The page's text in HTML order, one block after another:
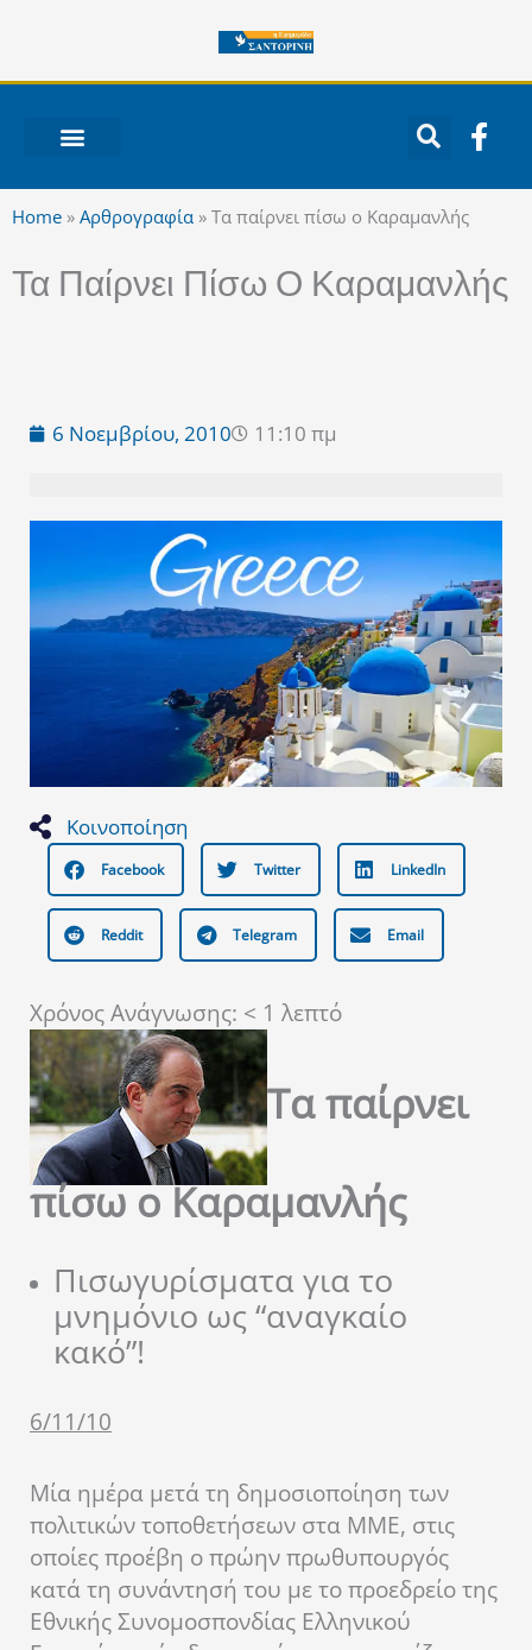
περιεχόμενο
F
a
o
o
Home » Αρθρογραφία » Τα παίρνει πίσω ο Καραμανλής
Τα Παίρνει Πίσω Ο Καραμανλής
6 Νοεμβρίου, 2010 11:10 πμ
Κοινοποίηση
Facebook Twitter LinkedIn
Reddit Telegram Email
Χρόνος Ανάγνωσης: < 1 λεπτό
Τα παίρνει
πίσω ο Καραμανλής
Πισωγυρίσματα για το
μνημόνιο ως “αναγκαίο
κακό”!
6/11/10
Μία ημέρα μετά τη δημοσιοποίηση των
πολιτικών τοποθετήσεων στα ΜΜΕ, στις
οποίες προέβη ο πρώην πρωθυπουργός
κατά τη συνάντησή του με το προεδρείο της
Εθνικής Συνομοσπονδίας Ελληνικού